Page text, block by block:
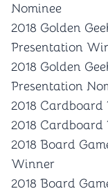
Nominee
2018 Golden
Presentation
2018 Golden
Presentation
2018
2018 Cardboard
2018 Board
Winner
2018 Board